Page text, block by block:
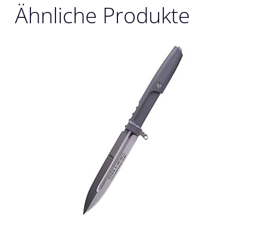
Ähnliche Produkte